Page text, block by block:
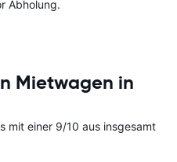
Abholung.
Mietwagen in
mit einer 9/10 aus insgesamt